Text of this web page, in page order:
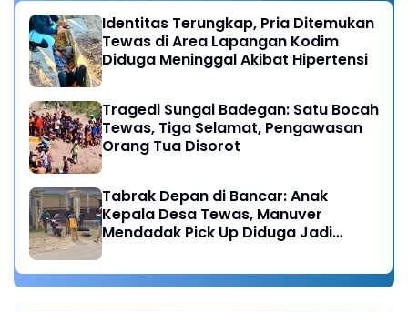
Identitas Terungkap, Pria Ditemukan
Tewas di Area Lapangan Kodim
Diduga Meninggal Akibat Hipertensi
Tragedi Sungai Badegan: Satu Bocah
Tewas, Tiga Selamat, Pengawasan
Orang Tua Disorot
Tabrak Depan di Bancar: Anak
Kepala Desa Tewas, Manuver
Mendadak Pick Up Diduga Jadi